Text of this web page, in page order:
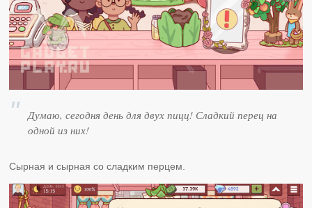
Думаю, сегодня день для двух пицц! Сладкий перец на
одной из них!
Сырная и сырная со сладким перцем.